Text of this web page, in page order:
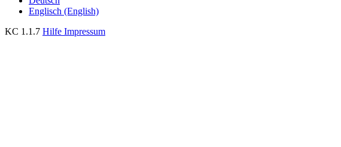
Englisch (English)
KC 1.1.7 Hilfe Impressum